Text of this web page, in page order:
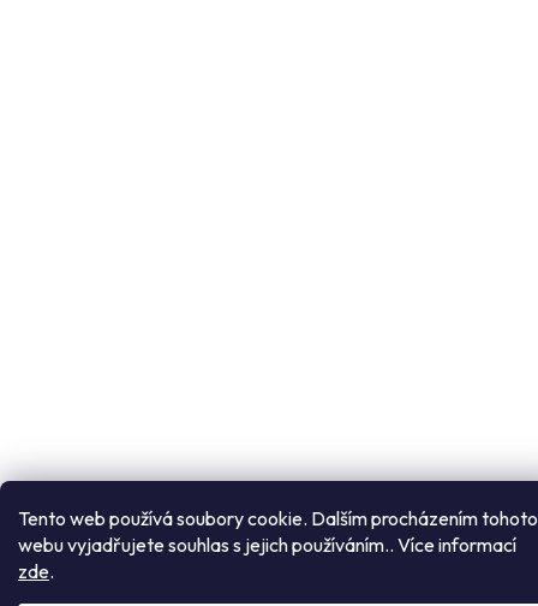
Tento web používá soubory cookie. Dalším procházením tohoto
webu vyjadřujete souhlas s jejich používáním.. Více informací
zde.